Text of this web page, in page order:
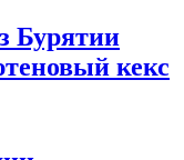
Бурятии
кекс